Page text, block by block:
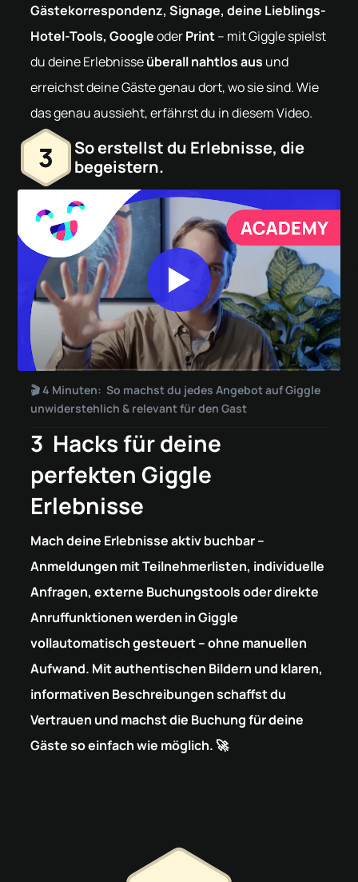
Gästekorrespondenz, Signage, deine Lieblings-
Hotel-Tools, GoogleoderPrint– mit Giggle spielst
du deine Erlebnisseüberall nahtlos aus und
erreichst deine Gäste genau dort, wo sie sind. Wie
das genau aussieht, erfährst du in diesem Video.
3
So erstellst du Erlebnisse, die
begeistern.
🎬 4 Minuten: So machst du jedes Angebot auf Giggle
unwiderstehlich & relevant für den Gast
3 Hacks für deine
perfekten Giggle
Erlebnisse
Mach deine Erlebnisse aktiv buchbar –
Anmeldungen mit Teilnehmerlisten, individuelle
Anfragen, externe Buchungstools oder direkte
Anruffunktionen werden in Giggle
vollautomatisch gesteuert – ohne manuellen
Aufwand. Mit authentischen Bildern und klaren,
informativen Beschreibungen schaffst du
Vertrauen und machst die Buchung für deine
Gäste so einfach wie möglich. 🚀